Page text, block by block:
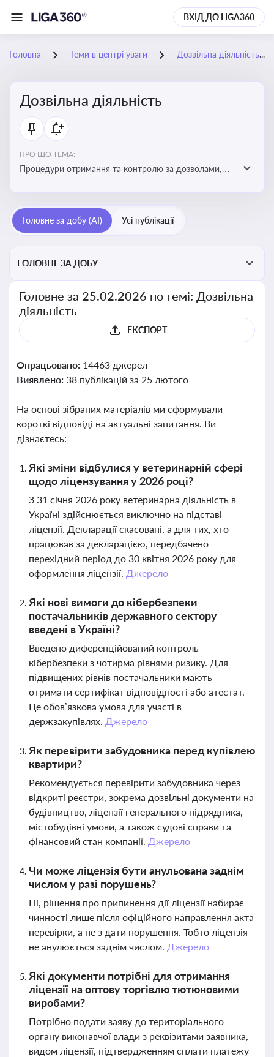
ВХІД ДО LIGA360
Головна Теми в центрі уваги Дозвільна діяльність
Дозвільна діяльність
ПРО ЩО ТЕМА:
Процедури отримання та контролю за дозволами,
законодавстві, щоб уникнути порушень та
забезпечити відповідність вимогам регуляторних
Головне за добу (AI) Усі публікації
ГОЛОВНЕ ЗА ДОБУ
Головне за 25.02.2026 по темі: Дозвільна
діяльність
ЕКСПОРТ
Опрацьовано: 14463 джерел
Виявлено: 38 публікацій за 25 лютого
На основі зібраних матеріалів ми сформували
короткі відповіді на актуальні запитання. Ви
дізнаєтесь:
Які зміни відбулися у ветеринарній сфері
щодо ліцензування у 2026 році?
З 31 січня 2026 року ветеринарна діяльність в
Україні здійснюється виключно на підставі
ліцензії. Декларації скасовані, а для тих, хто
працював за декларацією, передбачено
перехідний період до 30 квітня 2026 року для
оформлення ліцензії. Джерело
Які нові вимоги до кібербезпеки
постачальників державного сектору
введені в Україні?
Введено диференційований контроль
кібербезпеки з чотирма рівнями ризику. Для
підвищених рівнів постачальники мають
отримати сертифікат відповідності або атестат.
Це обов’язкова умова для участі в
держзакупівлях. Джерело
Як перевірити забудовника перед купівлею
квартири?
Рекомендується перевірити забудовника через
відкриті реєстри, зокрема дозвільні документи на
будівництво, ліцензії генерального підрядника,
містобудівні умови, а також судові справи та
фінансовий стан компанії. Джерело
Чи може ліцензія бути анульована заднім
числом у разі порушень?
Ні, рішення про припинення дії ліцензії набирає
чинності лише після офіційного направлення акта
перевірки, а не з дати порушення. Тобто ліцензія
не анулюється заднім числом. Джерело
Які документи потрібні для отримання
ліцензії на оптову торгівлю тютюновими
виробами?
Потрібно подати заяву до територіального
органу виконавчої влади з реквізитами заявника,
видом ліцензії, підтвердженням сплати платежу